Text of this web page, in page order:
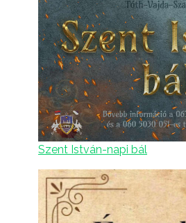
Szent István-napi bál